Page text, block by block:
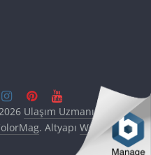
Ulaşım Uzmanı.
. Altyapı WordPress.